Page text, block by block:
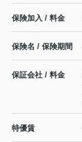
保険加入 / 料金
保険名 / 保険期間
保証会社 / 料金
特優賃